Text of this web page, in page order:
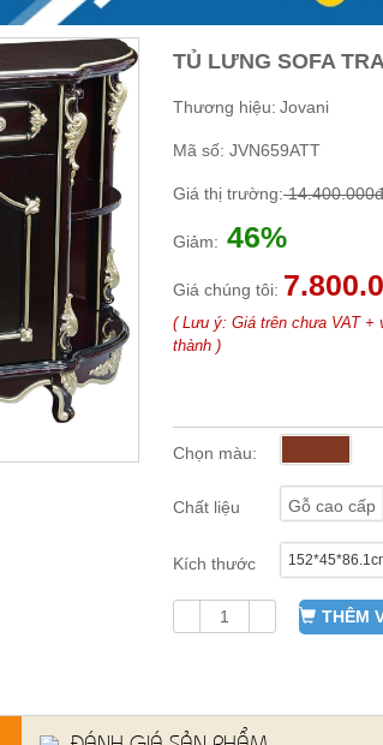
TỦ LƯNG SOFA
Thương hiệu: Jovani
Mã số: JVN659ATT
Giá thị trường:14.400.000đ
Giảm: 46%
Giá chúng tôi:
( Lưu ý: Giá trên chưa VAT +
thành )
Chọn màu:
Chất liệu Gỗ cao cấp
Kích thước
THÊM